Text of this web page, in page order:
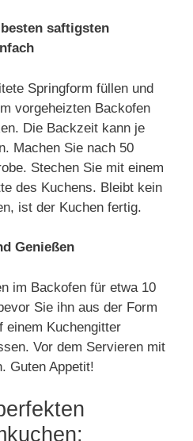
saftigsten
Springform füllen und
vorgeheizten Backofen
Die Backzeit kann je
Machen Sie nach 50
Stechen Sie mit einem
des Kuchens. Bleibt kein
ist der Kuchen fertig.
Genießen
im Backofen für etwa 10
Sie ihn aus der Form
einem Kuchengitter
Vor dem Servieren mit
Guten Appetit!